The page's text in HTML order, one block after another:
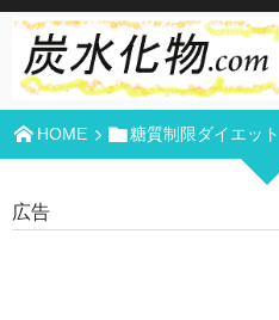
HOME 糖質制限ダイエット
広告